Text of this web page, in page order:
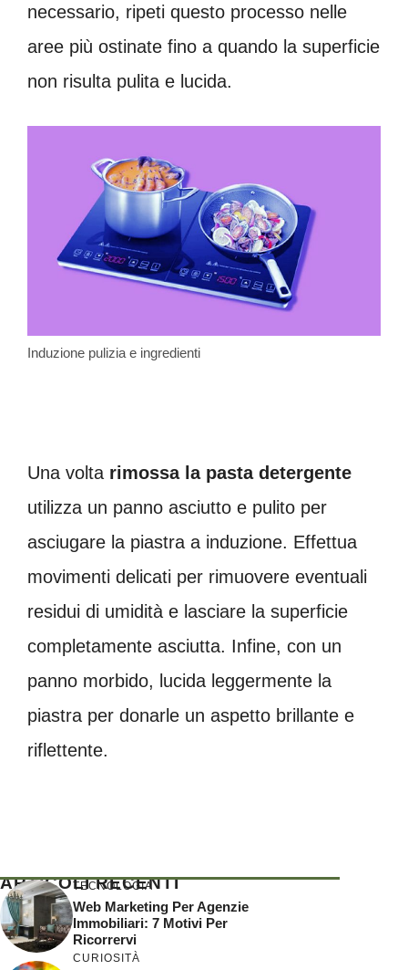
necessario, ripeti questo processo nelle
aree più ostinate fino a quando la superficie
non risulta pulita e lucida.
Induzione pulizia e ingredienti
Una volta rimossa la pasta detergente
utilizza un panno asciutto e pulito per
asciugare la piastra a induzione. Effettua
movimenti delicati per rimuovere eventuali
residui di umidità e lasciare la superficie
completamente asciutta. Infine, con un
panno morbido, lucida leggermente la
piastra per donarle un aspetto brillante e
riflettente.
ARTICOLI RECENTI
TECNOLOGIA
Web Marketing Per Agenzie
Immobiliari: 7 Motivi Per
Ricorrervi
CURIOSITÀ